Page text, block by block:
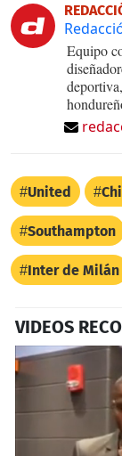
Equipo
United
Southampton
Inter de Milán
VIDEOS